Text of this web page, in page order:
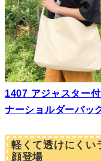
1407 アジャスター
ナーショルダーバッ
軽くて透けにくい
顔登場